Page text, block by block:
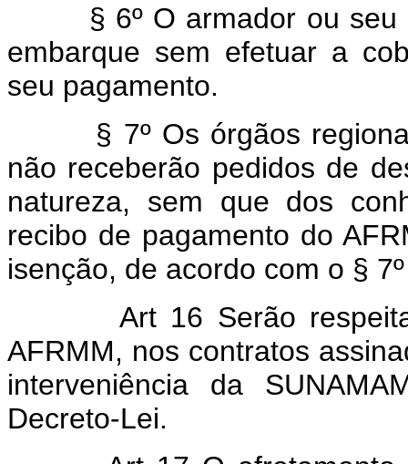
§ 6º O armador ou seu
embarque sem efetuar a
seu pagamento.
§ 7º Os órgãos regionais
não receberão pedidos de
natureza, sem que dos
recibo de pagamento do
isenção, de acordo com o §
Art 16 Serão
AFRMM, nos contratos
interveniência da
Decreto-Lei.